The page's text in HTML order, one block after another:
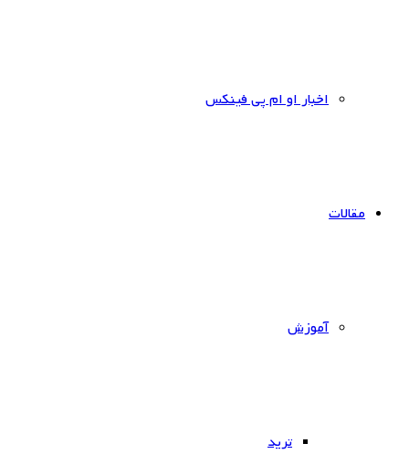
اخبار او ام پی فینکس
مقالات
آموزش
ترید